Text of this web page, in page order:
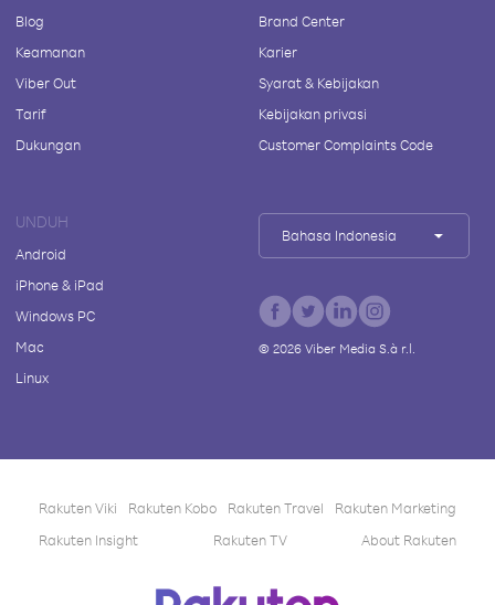
Blog
Keamanan
Viber Out
Tarif
Dukungan
Brand Center
Karier
Syarat & Kebijakan
Kebijakan privasi
Customer Complaints Code
UNDUH
Android
iPhone & iPad
Windows PC
Mac
Linux
Bahasa Indonesia
© 2026Viber Media S.à r.l.
Rakuten Viki Rakuten Kobo Rakuten Travel
Rakuten Marketing
Rakuten Insight
Rakuten TV About Rakuten